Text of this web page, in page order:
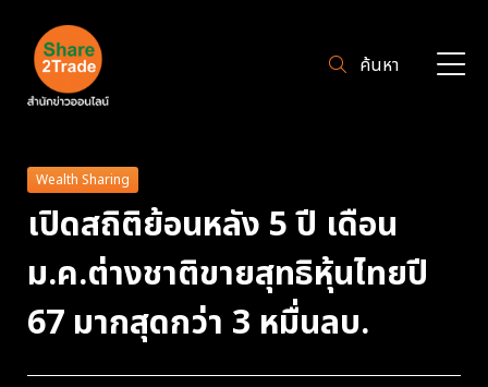
ค้นหา
Wealth Sharing
เปิดสถิติย้อนหลัง 5 ปี เดือน
ม.ค.ต่างชาติขายสุทธิหุ้นไทยปี
67 มากสุดกว่า 3 หมื่นลบ.